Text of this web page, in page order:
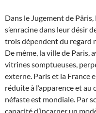
Dans le Jugement de
s’enracine dans leur désir
trois dépendent du regard
De même, la ville de Paris,
vitrines somptueuses,
externe. Paris et la France
réduite à l’apparence et
néfaste est mondiale. Par
capacité d’incarner un